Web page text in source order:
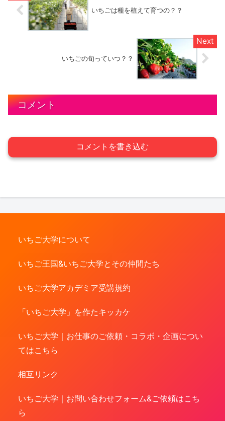
いちごは種を植えて育つの？？
いちごの旬っていつ？？
コメント
コメントを書き込む
いちご大学について
いちご王国&いちご大学とその仲間たち
いちご大学アカデミア受講規約
「いちご大学」を作たキッカケ
いちご大学｜お仕事のご依頼・コラボ・企画につい
てはこちら
相互リンク
いちご大学｜お問い合わせフォーム&ご依頼はこち
ら